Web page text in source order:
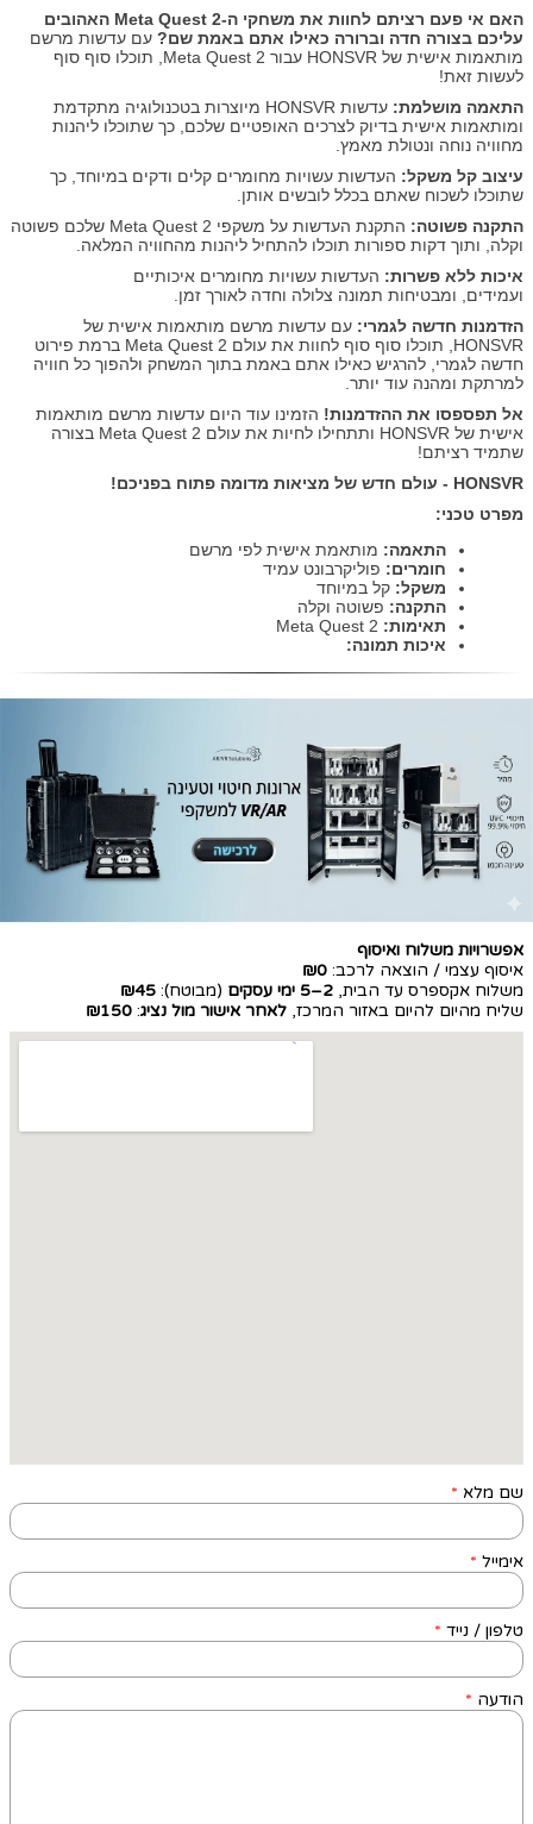
האם אי פעם רציתם לחוות את משחקי ה-Meta Quest 2 האהובים
עליכם בצורה חדה וברורה כאילו אתם באמת שם? עם עדשות מרשם
מותאמות אישית של HONSVR עבור Meta Quest 2, תוכלו סוף סוף
לעשות זאת!
התאמה מושלמת:
עדשות HONSVR מיוצרות בטכנולוגיה מתקדמת
ומותאמות אישית בדיוק לצרכים האופטיים שלכם, כך שתוכלו ליהנות
מחוויה נוחה ונטולת מאמץ.
עיצוב קל משקל: העדשות עשויות מחומרים קלים ודקים במיוחד, כך
שתוכלו לשכוח שאתם בכלל לובשים אותן.
התקנה פשוטה:
התקנת העדשות על משקפי Meta Quest 2 שלכם פשוטה
וקלה, ותוך דקות ספורות תוכלו להתחיל ליהנות מהחוויה המלאה.
איכות ללא פשרות: העדשות עשויות מחומרים איכותיים
ועמידים, ומבטיחות תמונה צלולה וחדה לאורך זמן.
הזדמנות חדשה לגמרי: עם עדשות מרשם מותאמות אישית של
HONSVR, תוכלו סוף סוף לחוות את עולם Meta Quest 2 ברמת פירוט
חדשה לגמרי, להרגיש כאילו אתם באמת בתוך המשחק ולהפוך כל חוויה
למרתקת ומהנה עוד יותר.
אל תפספסו את ההזדמנות! הזמינו עוד היום עדשות מרשם מותאמות
אישית של HONSVR ותתחילו לחיות את עולם Meta Quest 2 בצורה
שתמיד רציתם!
HONSVR - עולם חדש של מציאות מדומה פתוח בפניכם!
מפרט טכני:
התאמה: מותאמת אישית לפי מרשם
חומרים: פוליקרבונט עמיד
משקל: קל במיוחד
התקנה: פשוטה וקלה
תאימות:
איכות תמונה:
אפשרויות משלוח ואיסוף
איסוף עצמי / הוצאה לרכב: ₪0
משלוח אקספרס עד הבית, 2–5 ימי עסקים (מבוטח): ₪45
שליח מהיום להיום באזור המרכז, לאחר אישור מול נציג:
₪150
שם מלא *
אימייל *
טלפון / נייד *
הודעה *